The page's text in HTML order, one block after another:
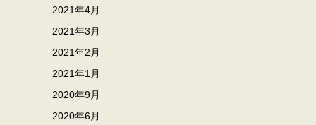
2021年4月
2021年3月
2021年2月
2021年1月
2020年9月
2020年6月